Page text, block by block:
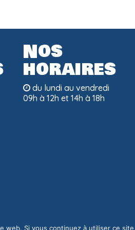
Nos
horaires
du lundi au vendredi
09h à 12h et 14h à 18h
Si vous continuez à utiliser ce